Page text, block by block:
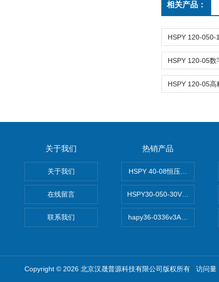
相关产品：
关于我们
关于我们
在线留言
联系我们
热销产品
HSPY 40-08恒压恒流恒功率
HSPY30-050-30V/-05A可调
hapy36-0336v3A高精度小型
Copyright © 2026 北京汉晟普源科技有限公司版权所有 访问量